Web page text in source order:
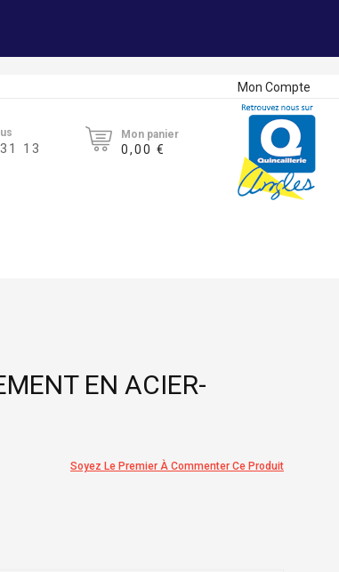
Mon Compte
13
Mon panier
0,00 €
EN ACIER-
Soyez Le Premier À Commenter Ce Produit